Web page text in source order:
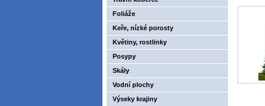
Foliáže
Keře, nízké porosty
Květiny, rostlinky
Posypy
Skály
Vodní plochy
Výseky krajiny